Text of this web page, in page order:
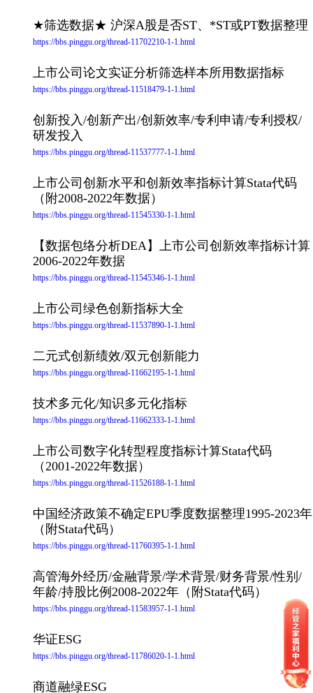
★筛选数据★ 沪深A股是否ST、*ST或PT数据整理
https://bbs.pinggu.org/thread-11702210-1-1.html
上市公司论文实证分析筛选样本所用数据指标
https://bbs.pinggu.org/thread-11518479-1-1.html
创新投入/创新产出/创新效率/专利申请/专利授权/
研发投入
https://bbs.pinggu.org/thread-11537777-1-1.html
上市公司创新水平和创新效率指标计算Stata代码
（附2008-2022年数据）
https://bbs.pinggu.org/thread-11545330-1-1.html
【数据包络分析DEA】上市公司创新效率指标计算
2006-2022年数据
https://bbs.pinggu.org/thread-11545346-1-1.html
上市公司绿色创新指标大全
https://bbs.pinggu.org/thread-11537890-1-1.html
二元式创新绩效/双元创新能力
https://bbs.pinggu.org/thread-11662195-1-1.html
技术多元化/知识多元化指标
https://bbs.pinggu.org/thread-11662333-1-1.html
上市公司数字化转型程度指标计算Stata代码
（2001-2022年数据）
https://bbs.pinggu.org/thread-11526188-1-1.html
中国经济政策不确定EPU季度数据整理1995-2023年
（附Stata代码）
https://bbs.pinggu.org/thread-11760395-1-1.html
高管海外经历/金融背景/学术背景/财务背景/性别/
年龄/持股比例2008-2022年（附Stata代码）
https://bbs.pinggu.org/thread-11583957-1-1.html
华证ESG
https://bbs.pinggu.org/thread-11786020-1-1.html
商道融绿ESG